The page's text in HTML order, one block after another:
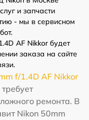
и запчасти
- мы в сервисном
AF Nikkor будет
заказа на сайте
f/1.4D AF Nikkor
ремонта. В
Nikon 50mm